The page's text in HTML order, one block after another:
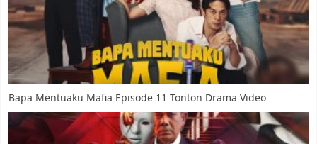
Bapa Mentuaku Mafia Episode 11 Tonton Drama Video